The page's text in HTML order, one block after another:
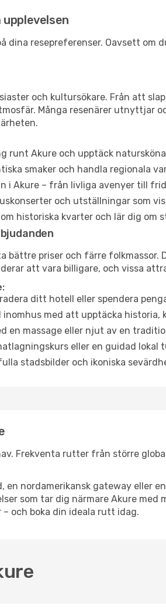
resepreferenser. Oavsett om
och kultursökare. Från att
Många resenärer utnyttjar
runt Akure och upptäck
smaker och handla regionala
i Akure – från livliga avenyer till
och utställningar som
historiska kvarter och lär dig
bättre priser och färre
att vara billigare, och vissa
ditt hotell eller spendera
inomhus med att upptäcka historia,
en massage eller njut av en
eller en guidad
stadsbilder och ikoniska
Frekventa rutter från större
nordamerikansk gateway eller
som tar dig närmare Akure med
och boka din ideala rutt idag.